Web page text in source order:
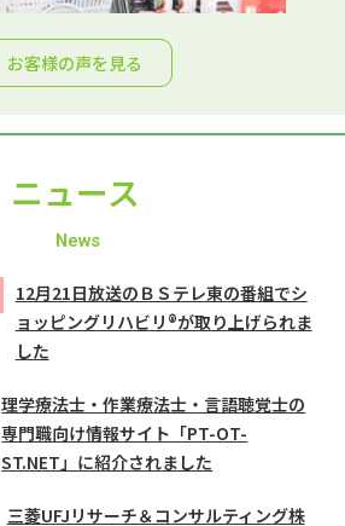
お客様の声を見る
ニュース
News
12月21日放送のＢＳテレ東の番組でシ
ョッピングリハビリ®が取り上げられま
した
理学療法士・作業療法士・言語聴覚士の
専門職向け情報サイト「PT-OT-
ST.NET」に紹介されました
三菱UFJリサーチ＆コンサルティング株